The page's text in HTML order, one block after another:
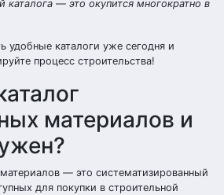
каталога — это окупится многократно в
удобные каталоги уже сегодня и
процесс строительства!
материалов и
— это систематизированный
для покупки в строительной